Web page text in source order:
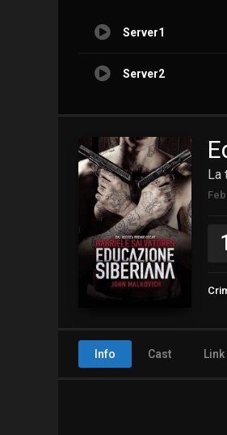
Server1
Server2
La
Info Cast Link